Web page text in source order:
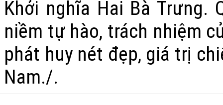
Khởi nghĩa Hai Bà Trưng.
niềm tự hào, trách nhiệm
phát huy nét đẹp, giá trị
Nam./.